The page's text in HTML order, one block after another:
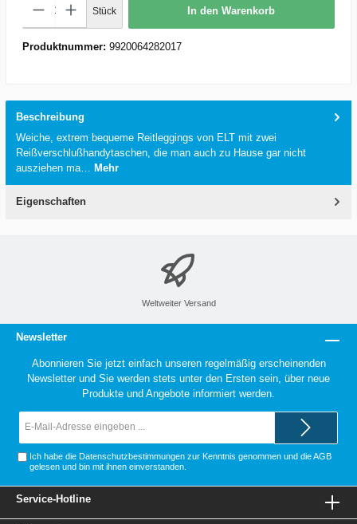
Stück In den Warenkorb
Produktnummer: 9920064282017
Beschreibung
Weiche, extrem bequeme Reitleggings von ELT mit zwei
Reißverschlußhandytaschen, die man auch zu Hause gar nicht
ausziehen ma…
Mehr
Eigenschaften
Weltweiter Versand
Newsletter
Abonnieren Sie jetzt einfach unseren regelmäßig erscheinenden
Newsletter und Sie werden stets unter den Ersten sein, über neue
Produkte und Angebote informiert werden.
Ich habe die Datenschutzbestimmungen zur Kenntnis genommen und dieAGB
gelesen und bin mit ihnen einverstanden.
Service-Hotline